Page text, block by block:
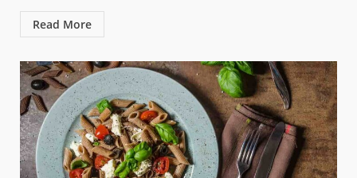
Read More